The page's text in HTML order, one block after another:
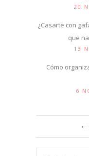
20
¿Casarte con
que
13
Cómo
6